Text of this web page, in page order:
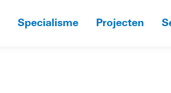
Specialisme Projecten